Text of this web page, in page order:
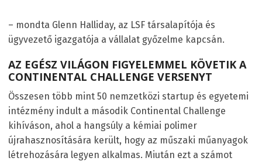
– mondta Glenn Halliday, az LSF társalapítója és
ügyvezető igazgatója a vállalat győzelme kapcsán.
AZ EGÉSZ VILÁGON FIGYELEMMEL KÖVETIK A
CONTINENTAL CHALLENGE VERSENYT
Összesen több mint 50 nemzetközi startup és egyetemi
intézmény indult a második Continental Challenge
kihíváson, ahol a hangsúly a kémiai polimer
újrahasznosítására került, hogy az műszaki műanyagok
létrehozására legyen alkalmas. Miután ezt a számot